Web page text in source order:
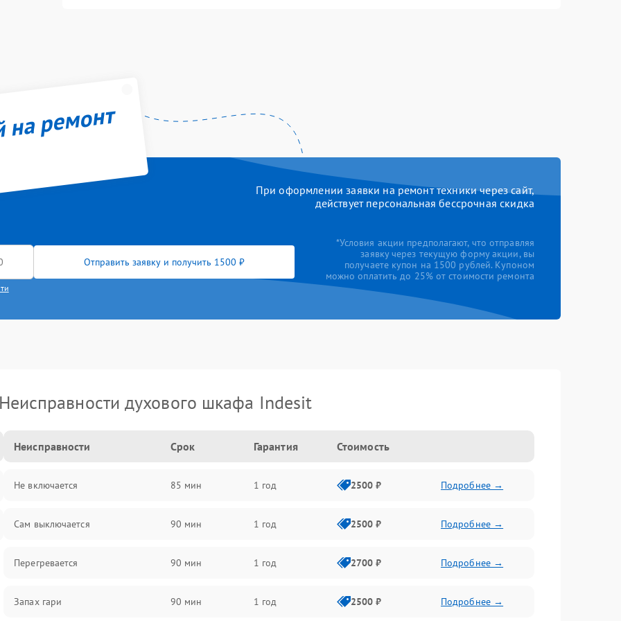
ремонт
При оформлении заявки на ремонт техники через сайт,
действует персональная бессрочная скидка
Отправить заявку и получить 1500 ₽
*Условия акции предполагают, что отправляя
заявку через текущую форму акции, вы
получаете купон на 1500 рублей. Купоном
можно оплатить до 25% от стоимости ремонта
Неисправности духового шкафа Indesit
Неисправности Срок Гарантия Стоимость
Не включается 85 мин 1 год 2500 ₽ Подробнее →
Сам выключается 90 мин 1 год 2500 ₽ Подробнее →
Перегревается 90 мин 1 год 2700 ₽ Подробнее →
Запах гари 90 мин 1 год 2500 ₽ Подробнее →